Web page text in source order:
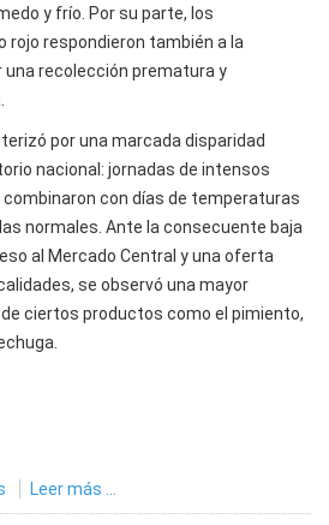
y frío. Por su parte, los
respondieron también a la
recolección prematura y
por una marcada disparidad
nacional: jornadas de intensos
combinaron con días de temperaturas
normales. Ante la consecuente baja
al Mercado Central y una oferta
se observó una mayor
ciertos productos como el pimiento,
Leer más ...